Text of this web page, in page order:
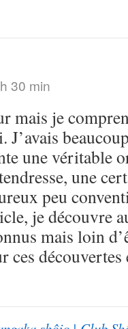
30 min
mais je
J’avais
une véritable
une
peu
je découvre
mais loin
ces